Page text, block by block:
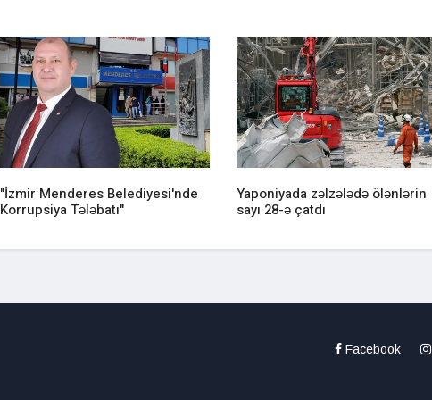
"İzmir Menderes Belediyesi'nde
Korrupsiya Tələbatı"
Yaponiyada zəlzələdə ölənlərin
sayı 28-ə çatdı
Facebook